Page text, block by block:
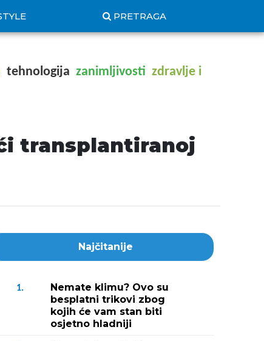
PRETRAGA
tehnologija zanimljivosti zdravlje i
transplantiranoj
Najčitanije
1.
Nemate klimu? Ovo su
besplatni trikovi zbog
kojih će vam stan biti
osjetno hladniji